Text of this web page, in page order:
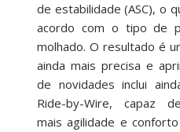
de estabilidade (ASC), o
acordo com o tipo de
molhado. O resultado é
ainda mais precisa e
de novidades inclui
Ride-by-Wire, capaz
mais agilidade e